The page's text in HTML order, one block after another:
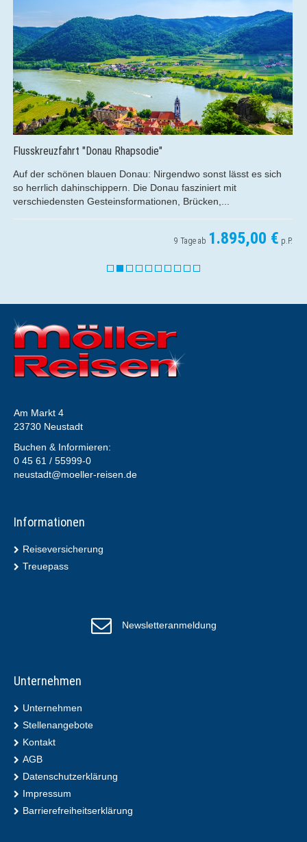
Kreuzfahrt - Einfach mal R(h)ein-Schnuppern!
Genießen Sie die spektakuläre Aussicht vom Sonnendeck oder
der luxuriösen Panoramabar aus und lassen Sie sich dabei von
den Schönheiten...
5 Tage ab 1.049,00 € p.P.
Am Markt 4
23730 Neustadt
Buchen & Informieren:
0 45 61 / 55999-0
neustadt@moeller-reisen.de
Informationen
Reiseversicherung
Treuepass
Newsletteranmeldung
Unternehmen
Unternehmen
Stellenangebote
Kontakt
AGB
Datenschutzerklärung
Impressum
Barrierefreiheitserklärung